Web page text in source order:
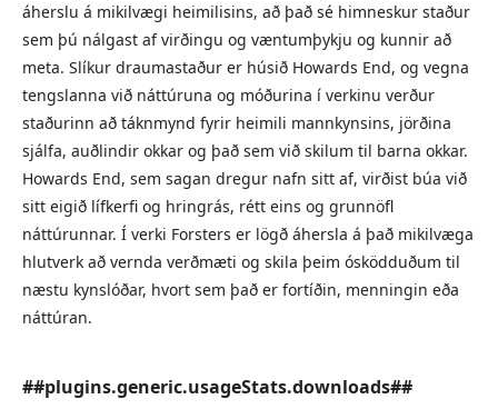
áherslu á mikilvægi heimilisins, að það sé himneskur staður
sem þú nálgast af virðingu og væntumþykju og kunnir að
meta. Slíkur draumastaður er húsið Howards End, og vegna
tengslanna við náttúruna og móðurina í verkinu verður
staðurinn að táknmynd fyrir heimili mannkynsins, jörðina
sjálfa, auðlindir okkar og það sem við skilum til barna okkar.
Howards End, sem sagan dregur nafn sitt af, virðist búa við
sitt eigið lífkerfi og hringrás, rétt eins og grunnöfl
náttúrunnar. Í verki Forsters er lögð áhersla á það mikilvæga
hlutverk að vernda verðmæti og skila þeim ósködduðum til
næstu kynslóðar, hvort sem það er fortíðin, menningin eða
náttúran.
##plugins.generic.usageStats.downloads##